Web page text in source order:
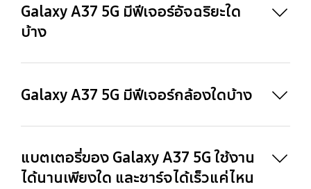
Galaxy AI อัจฉริยะ เช่น Object Eraser, Edit
suggestion และฟีเจอร์อื่น ๆ อีกมากมาย กล้องที่ลงตัว
จะช่วยให้คุณบันทึกช่วงเวลาในชีวิตประจำวันที่ควรค่า
HDR เพื่อให้ได้วิดีโอที่ดูสดใสและมีชีวิตชีวา รวมไปถึง
ระบบกล้องหลังที่มาพร้อมกับ Nightography ที่ดีกว่า
เดิมและช่วยเสริมภาพพอตเทรตแต่ละช็อตให้ดูดีได้
ป้องกันระดับ IP68 ไฟล์กับข้อมูลอ่อนไหวของคุณจะ
ปลอดภัยอยู่เสมอได้ด้วย Samsung Knox Vault ที่ได้รับ
การรับรอง EAL5+ พร้อมกับการอัปเกรด OS 6 ครั้งและ
การอัปเดตด้านความปลอดภัยนานถึง 6 ปี
Galaxy A37 5G มีฟีเจอร์อัจฉริยะใด
บ้าง
Galaxy A37 5G มีฟีเจอร์กล้องใดบ้าง
แบตเตอรี่ของ Galaxy A37 5G ใช้งาน
ได้นานเพียงใด และชาร์จได้เร็วแค่ไหน